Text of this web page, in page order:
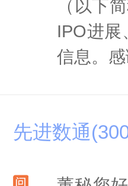
（以下
IPO进展
信息。感
先进数通